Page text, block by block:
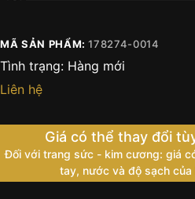
MÃ SẢN PHẨM:178274-0014
Tình trạng: Hàng mới
Liên hệ
Giá có thể thay đổi
Đối với trang sức - kim cương: giá
tay, nước và độ sạch của